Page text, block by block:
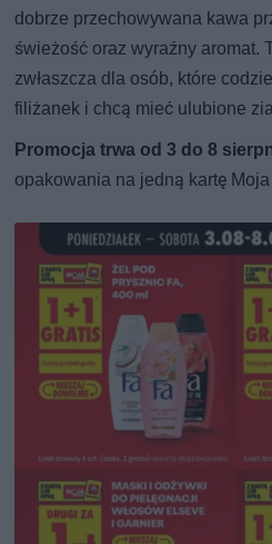
dobrze przechowywana kawa
świeżość oraz wyraźny aromat.
zwłaszcza dla osób, które
filiżanek i chcą mieć ulubione
Promocja trwa od 3 do 8
opakowania na jedną kartę